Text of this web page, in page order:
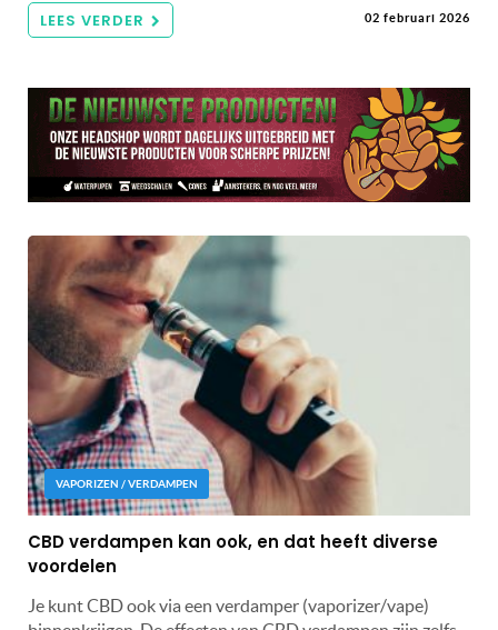
LEES VERDER 02 februari 2026
VAPORIZEN / VERDAMPEN
CBD verdampen kan ook, en dat heeft diverse
voordelen
Je kunt CBD ook via een verdamper (vaporizer/vape)